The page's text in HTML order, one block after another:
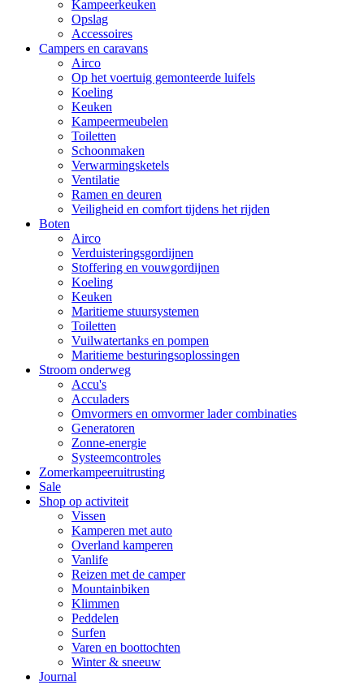
Kampeerkeuken
Opslag
Accessoires
Campers en caravans
Airco
Op het voertuig gemonteerde luifels
Koeling
Keuken
Kampeermeubelen
Toiletten
Schoonmaken
Verwarmingsketels
Ventilatie
Ramen en deuren
Veiligheid en comfort tijdens het rijden
Boten
Airco
Verduisteringsgordijnen
Stoffering en vouwgordijnen
Koeling
Keuken
Maritieme stuursystemen
Toiletten
Vuilwatertanks en pompen
Maritieme besturingsoplossingen
Stroom onderweg
Accu's
Acculaders
Omvormers en omvormer lader combinaties
Generatoren
Zonne-energie
Systeemcontroles
Zomerkampeeruitrusting
Sale
Shop op activiteit
Vissen
Kamperen met auto
Overland kamperen
Vanlife
Reizen met de camper
Mountainbiken
Klimmen
Peddelen
Surfen
Varen en boottochten
Winter & sneeuw
Journal